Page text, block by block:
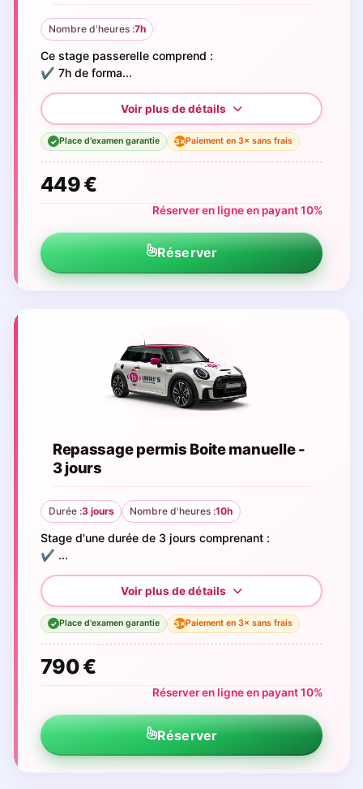
Nombre d'heures :7h
Ce stage passerelle comprend :
✔️ 7h de forma...
✓ Place d'examen garantie 3×Paiement en 3× sans frais
449 €
Réserver en ligne en payant 10%
Réserver
Repassage permis Boite manuelle -
3 jours
Durée :3 jours Nombre d'heures :10h
Stage d'une durée de 3 jours comprenant :
✔️ ...
✓ Place d'examen garantie 3×Paiement en 3× sans frais
790 €
Réserver en ligne en payant 10%
Réserver